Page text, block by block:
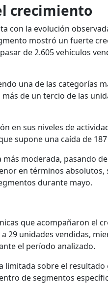
crecimiento
con la evolución
mostró un fuerte
de 2.605 vehículos
una de las categorías
de un tercio de las
en sus niveles de
supone una caída de
moderada, pasando
en términos absolutos,
durante mayo.
que acompañaron el
29 unidades vendidas,
el período analizado.
limitada sobre el resultado
de segmentos